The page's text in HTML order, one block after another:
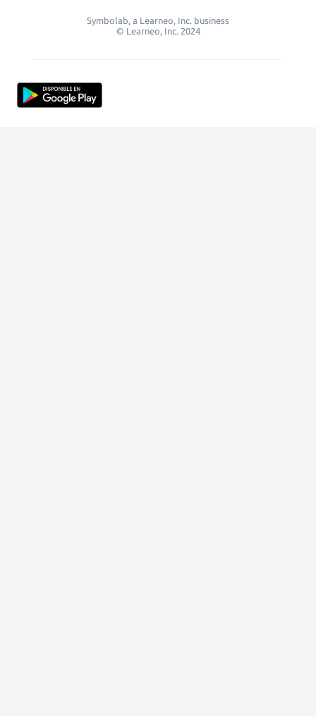
Symbolab, a Learneo, Inc. business
© Learneo, Inc. 2024